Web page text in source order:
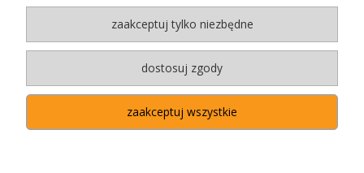
BAGAZNIKI.PL- 2024
zaakceptuj tylko niezbędne
dostosuj zgody
zaakceptuj wszystkie